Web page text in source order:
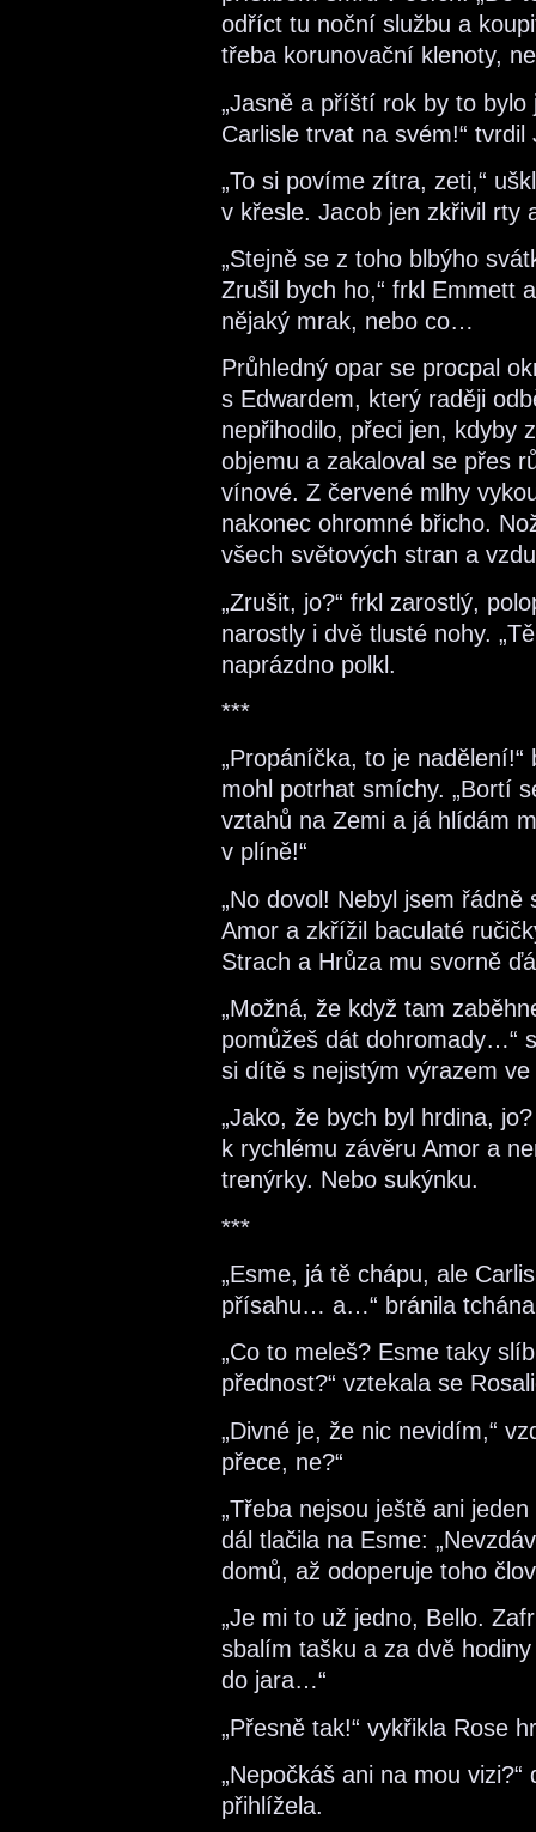
odříct tu noční službu a
třeba korunovační klenoty,
„Jasně a příští rok by to
Carlisle trvat na svém!“ tvrdil
„To si povíme zítra, zeti,“
v křesle. Jacob jen zkřivil rty
„Stejně se z toho blbýho
Zrušil bych ho,“ frkl Emmett
nějaký mrak, nebo co…
Průhledný opar se procpal
s Edwardem, který raději
nepřihodilo, přeci jen, kdyby
objemu a zakaloval se přes
vínové. Z červené mlhy
nakonec ohromné břicho.
všech světových stran a
„Zrušit, jo?“ frkl zarostlý,
narostly i dvě tlusté nohy.
naprázdno polkl.
***
„Propáníčka, to je
mohl potrhat smíchy. „Bortí
vztahů na Zemi a já hlídám
v plíně!“
„No dovol! Nebyl jsem
Amor a zkřížil baculaté
Strach a Hrůza mu svorně
„Možná, že když tam
pomůžeš dát dohromady…“
si dítě s nejistým výrazem ve
„Jako, že bych byl hrdina,
k rychlému závěru Amor a
trenýrky. Nebo sukýnku.
***
„Esme, já tě chápu, ale
přísahu… a…“ bránila
„Co to meleš? Esme taky
přednost?“ vztekala se
„Divné je, že nic nevidím,“
přece, ne?“
„Třeba nejsou ještě ani
dál tlačila na Esme:
domů, až odoperuje toho
„Je mi to už jedno, Bello.
sbalím tašku a za dvě
do jara…“
„Přesně tak!“ vykřikla Rose
„Nepočkáš ani na mou
přihlížela.